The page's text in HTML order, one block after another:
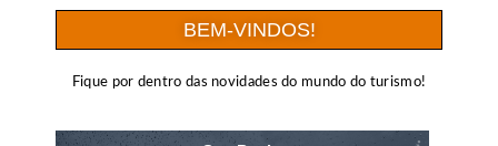
BEM-VINDOS!
Fique por dentro das novidades do mundo do turismo!